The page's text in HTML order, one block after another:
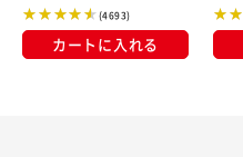
(4693)
カートに入れる